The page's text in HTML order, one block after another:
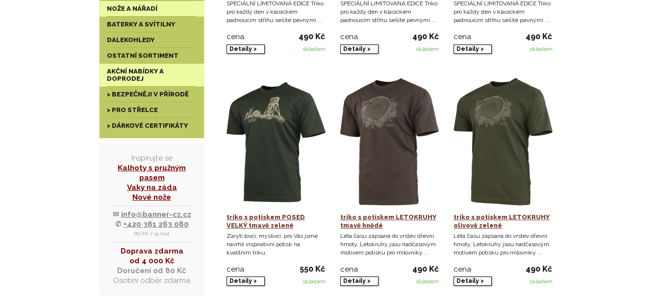
NOŽE A NÁŘADÍ
BATERKY A SVÍTILNY
DALEKOHLEDY
OSTATNÍ SORTIMENT
AKČNÍ NABÍDKY A
DOPRODEJ
> BEZPEČNĚJI V PŘÍRODĚ
> PRO STŘELCE
> DÁRKOVÉ CERTIFIKÁTY
Inspirujte se
Kalhoty s pružným
pasem
Vaky na záda
Nové nože
✉ info@banner-cz.cz
✆ +420 381 263 080
PO-PÁ 7-15 hod.
Doprava zdarma
od 4 000 Kč
Doručení od 80 Kč
Osobní odběr zdarma
SPECIÁLNÍ LIMITOVANÁ EDICE Triko
pro každý den v klasickém
padnoucím střihu sešité pevnými ...
cena 490 Kč
Detaily > skladem
SPECIÁLNÍ LIMITOVANÁ EDICE Triko
pro každý den v klasickém
padnoucím střihu sešité pevnými ...
cena 490 Kč
Detaily > skladem
SPECIÁLNÍ LIMITOVANÁ EDICE Triko
pro každý den v klasickém
padnoucím střihu sešité pevnými ...
cena 490 Kč
Detaily > skladem
triko s potiskem POSED
VELKÝ tmavě zelené
Zarytí lovci, myslivci, pro Vás jsme
navrhli inspirativní potisk na
kvalitním triku.
cena 550 Kč
Detaily > skladem
triko s potiskem LETOKRUHY
tmavě hnědé
Léta času zapsaná do vrstev dřevní
hmoty. Letokruhy jsou nadčasovým
motivem potisku pro milovníky ...
cena 490 Kč
Detaily > skladem
triko s potiskem LETOKRUHY
olivově zelené
Léta času zapsaná do vrstev dřevní
hmoty. Letokruhy jsou nadčasovým
motivem potisku pro milovníky ...
cena 490 Kč
Detaily > skladem